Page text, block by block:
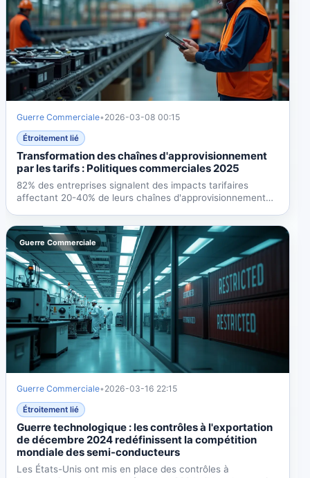
Guerre Commerciale• 2026-03-08 00:15
Étroitement lié
Transformation des chaînes d'approvisionnement
par les tarifs : Politiques commerciales 2025
82% des entreprises signalent des impacts tarifaires
affectant 20-40% de leurs chaînes d'approvisionnement
Guerre Commerciale
Guerre Commerciale• 2026-03-16 22:15
Étroitement lié
Guerre technologique : les contrôles à l'exportation
de décembre 2024 redéfinissent la compétition
mondiale des semi-conducteurs
Les États-Unis ont mis en place des contrôles à